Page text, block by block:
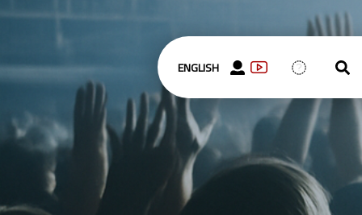
ENGLISH